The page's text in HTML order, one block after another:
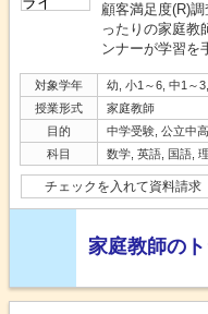
顧客満足度(R)
ったりの家庭教
ンナーが学習を
対象学年
幼, 小1～6, 中1～
授業形式
家庭教師
目的
中学受験, 公立中
科目
数学, 英語, 国語,
チェックを入れて資料請求
家庭教師のト